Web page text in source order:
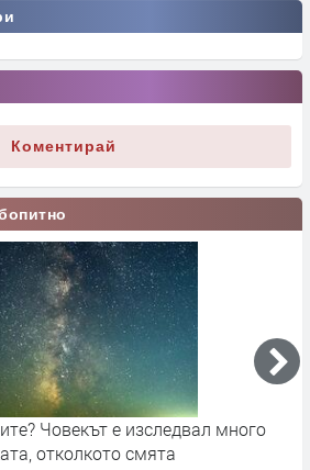
Коментирай
Човекът е изследвал много
отколкото смята